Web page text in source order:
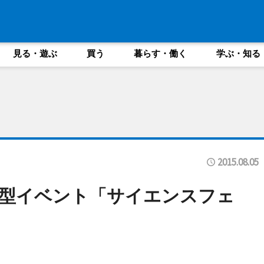
見る・遊ぶ 買う 暮らす・働く 学ぶ・知る
2015.08.05
イベント「サイエンスフェ